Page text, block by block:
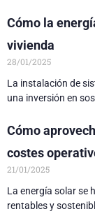
Cómo la
vivienda
28/01/2025
La instalación de
una inversión en
Cómo
costes
21/01/2025
La energía solar se
rentables y